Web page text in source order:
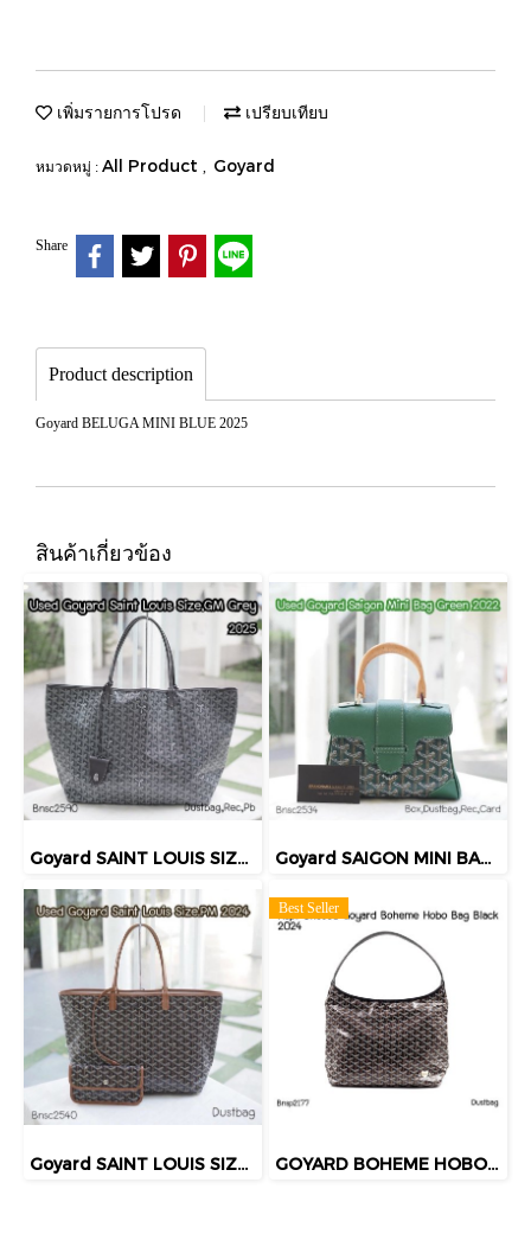
เพิ่มรายการโปรด เปรียบเทียบ
หมวดหมู่ : All Product , Goyard
Share
Product description
Goyard BELUGA MINI BLUE 2025
สินค้าเกี่ยวข้อง
Goyard SAINT LOUIS SIZE.GM GREY 2025 Goyard SAIGON MINI BAG SOPLE GREEN 2022
Goyard SAINT LOUIS SIZE.PM 2024
Best Seller
GOYARD BOHEME HOBO BAG BLACK 2024